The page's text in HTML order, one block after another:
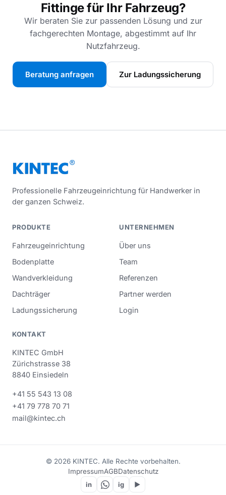
Fittinge für Ihr Fahrzeug?
Wir beraten Sie zur passenden Lösung und zur
fachgerechten Montage, abgestimmt auf Ihr
Nutzfahrzeug.
Beratung anfragen Zur Ladungssicherung
Professionelle Fahrzeugeinrichtung für Handwerker in
der ganzen Schweiz.
PRODUKTE
Fahrzeugeinrichtung
Bodenplatte
Wandverkleidung
Dachträger
Ladungssicherung
UNTERNEHMEN
Über uns
Team
Referenzen
Partner werden
Login
KONTAKT
KINTEC GmbH
Zürichstrasse 38
8840 Einsiedeln
+41 55 543 13 08
+41 79 778 70 71
mail@kintec.ch
© 2026 KINTEC. Alle Rechte vorbehalten.
ImpressumAGBDatenschutz
in
ig ▶